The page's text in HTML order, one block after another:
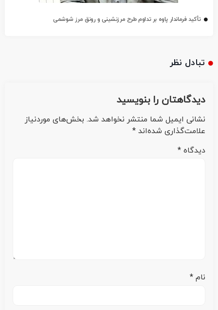
تأکید فرماندار پاوه بر تداوم طرح مرزنشینی و رونق مرز شوشمی
تبادل نظر
دیدگاهتان را بنویسید
نشانی ایمیل شما منتشر نخواهد شد. بخش‌های موردنیاز
علامت‌گذاری شده‌اند *
دیدگاه *
نام *